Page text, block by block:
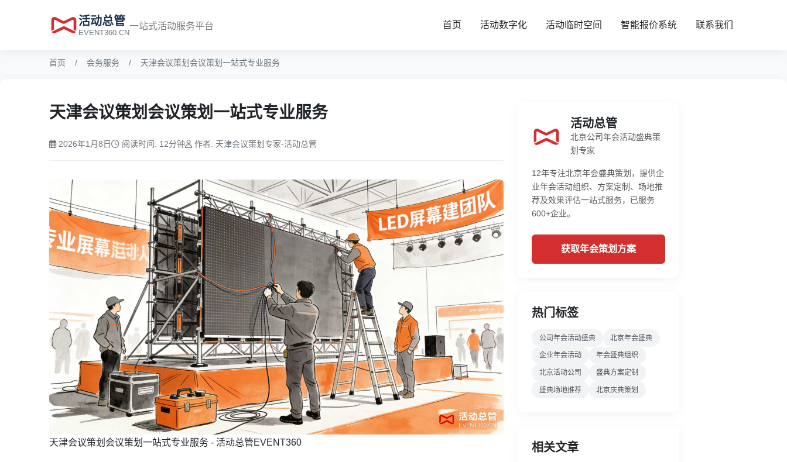
活动总管
EVENT360.CN
一站式活动服务平台 首页 活动数字化 活动临时空间 智能报价系统 联系我们
首页 会务服务 天津会议策划会议策划一站式专业服务
天津会议策划会议策划一站式专业服务
2026年1月8日 阅读时间: 12分钟 作者: 天津会议策划专家-活动总管
天津会议策划会议策划一站式专业服务 - 活动总管EVENT360
活动总管
北京公司年会活动盛典策
划专家
12年专注北京年会盛典策划，提供企
业年会活动组织、方案定制、场地推
荐及效果评估一站式服务，已服务
600+企业。
获取年会策划方案
热门标签
公司年会活动盛典 北京年会盛典
企业年会活动 年会盛典组织
北京活动公司 盛典方案定制
盛典场地推荐 北京庆典策划
相关文章